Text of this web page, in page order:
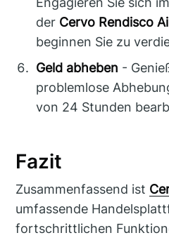
der Cervo Rendisco Ai
beginnen Sie zu
Geld abheben -
problemlose
von 24 Stunden
Fazit
Zusammenfassend ist
umfassende
fortschrittlichen